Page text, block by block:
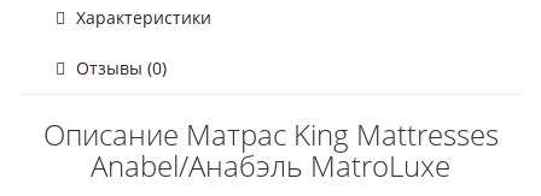
Характеристики
Отзывы (0)
Описание Матрас King Mattresses
Anabel/Анабэль MatroLuxe